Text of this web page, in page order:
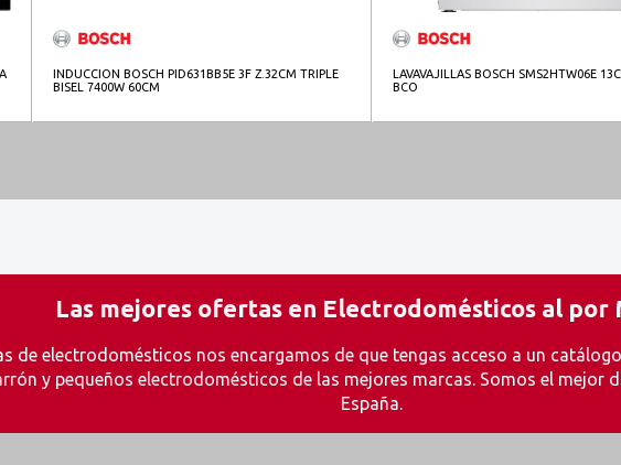
INDUCCION BOSCH PID631BB5E 3F Z.32CM TRIPLE
BISEL 7400W 60CM
LAVAVAJILLAS BOSCH SMS2HTW06E
BCO
Las mejores ofertas en Electrodomésticos al por
de electrodomésticos nos encargamos de que tengas acceso a un
y pequeños electrodomésticos de las mejores marcas. Somos el
España.